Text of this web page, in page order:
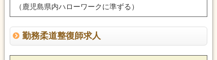
（鹿児島県内ハローワークに準ずる）
勤務柔道整復師求人